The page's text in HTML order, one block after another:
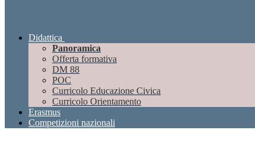
Didattica
Panoramica
Offerta formativa
DM 88
POC
Curricolo Educazione Civica
Curricolo Orientamento
Erasmus
Competizioni nazionali